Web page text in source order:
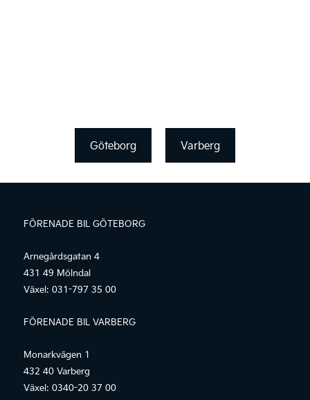
Göteborg Varberg
FÖRENADE BIL GÖTEBORG
Arnegårdsgatan 4
431 49 Mölndal
Växel: 031-797 35 00
FÖRENADE BIL VARBERG
Monarkvägen 1
432 40 Varberg
Växel: 0340-20 37 00